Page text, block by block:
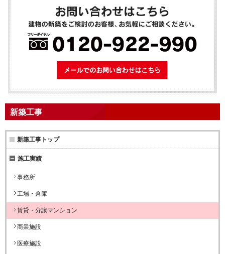
メールでのお
新築工事
新築工事トップ
施工実績
事務所
工場・倉庫
賃貸・分譲マンション
商業施設
医療施設